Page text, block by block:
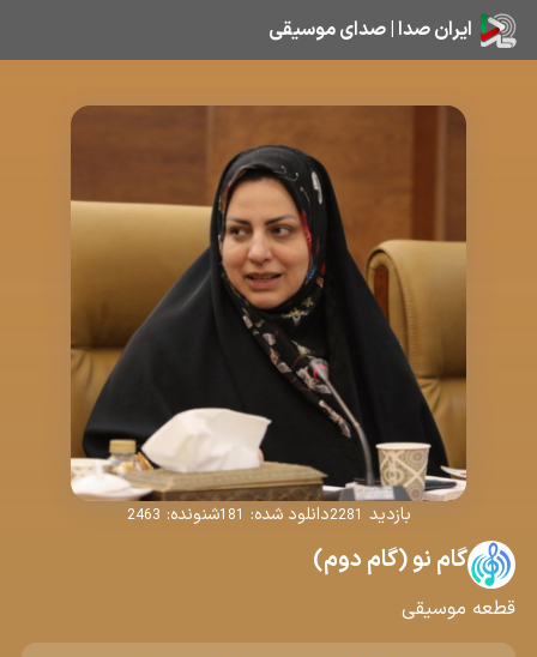
ایران صدا | صدای موسیقی
بازدید 2281دانلود شده: 181شنونده: 2463
گام نو (گام دوم)
قطعه موسیقی